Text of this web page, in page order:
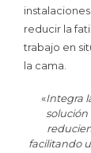
reducir la
trabajo en
la cama.
«Integra
solución
facilitando